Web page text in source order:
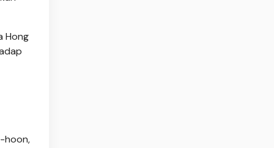
Hong
hoon,